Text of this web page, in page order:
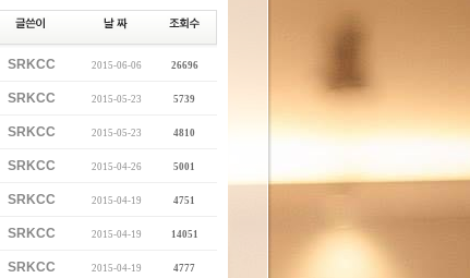
SRKCC 2015-06-06 26696
SRKCC 2015-05-23 5739
SRKCC 2015-05-23 4810
SRKCC 2015-04-26 5001
SRKCC 2015-04-19 4751
SRKCC 2015-04-19 14051
SRKCC 2015-04-19 4777